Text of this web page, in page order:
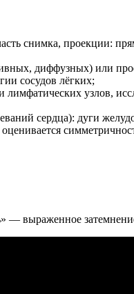
снимка, проекции:
диффузных) или
сосудов лёгких;
узлов,
сердца): дуги
— выраженное